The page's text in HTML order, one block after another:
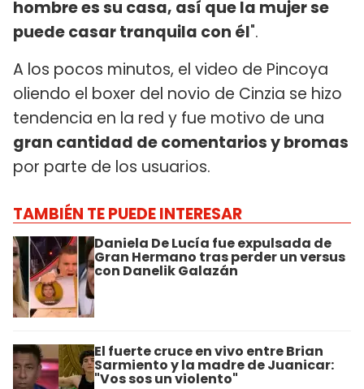
hombre es su casa, así que la mujer se
puede casar tranquila con él".
A los pocos minutos, el video de Pincoya
oliendo el boxer del novio de Cinzia se hizo
tendencia en la red y fue motivo de una
gran cantidad de comentarios y bromas
por parte de los usuarios.
TAMBIÉN TE PUEDE INTERESAR
Daniela De Lucía fue expulsada de
Gran Hermano tras perder un versus
con Danelik Galazán
El fuerte cruce en vivo entre Brian
Sarmiento y la madre de Juanicar:
"Vos sos un violento"